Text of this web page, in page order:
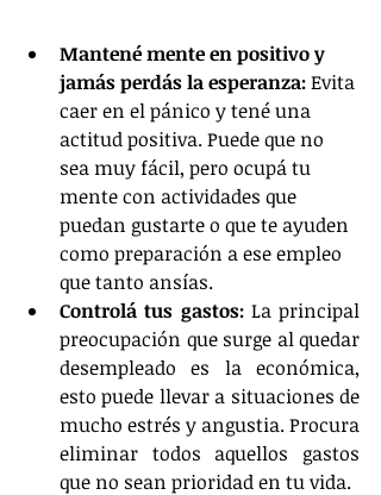
Mantené mente en positivo y
jamás perdás la esperanza: Evita
caer en el pánico y tené una
actitud positiva. Puede que no
sea muy fácil, pero ocupá tu
mente con actividades que
puedan gustarte o que te ayuden
como preparación a ese empleo
que tanto ansías.
Controlá tus gastos: La principal
preocupación que surge al quedar
desempleado es la económica,
esto puede llevar a situaciones de
mucho estrés y angustia. Procura
eliminar todos aquellos gastos